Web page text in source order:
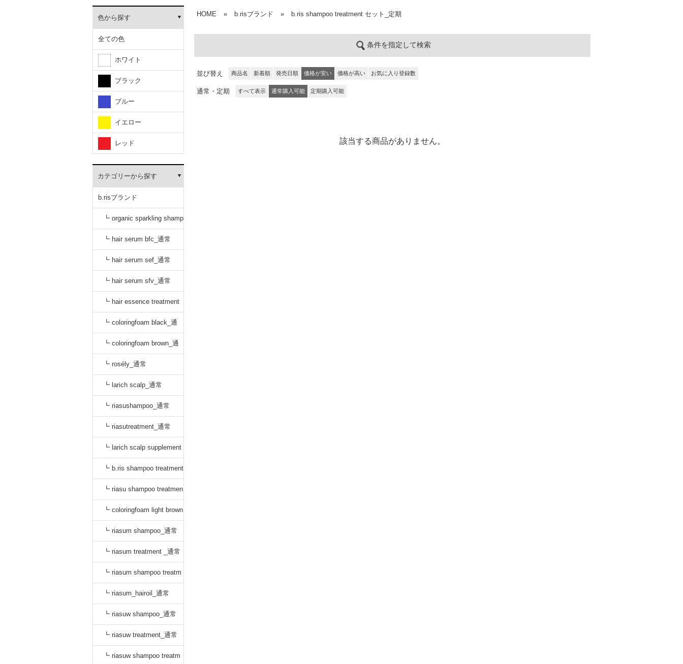
色から探す
全ての色
ホワイト
ブラック
ブルー
イエロー
レッド
カテゴリーから探す
b.risブランド
┗ organic sparkling shamp
oo_通常
┗ hair serum bfc_通常
┗ hair serum sef_通常
┗ hair serum sfv_通常
┗ hair essence treatment
dr_通常
┗ coloringfoam black_通
常
┗ coloringfoam brown_通
常
┗ rosély_通常
┗ larich scalp_通常
┗ riasushampoo_通常
┗ riasutreatment_通常
┗ larich scalp supplement
_通常
┗ b.ris shampoo treatment
セット_通常
┗ riasu shampoo treatmen
t セット_通常
┗ coloringfoam light brown
_通常
┗ riasum shampoo_通常
┗ riasum treatment _通常
┗ riasum shampoo treatm
ent セット_通常
┗ riasum_hairoil_通常
┗ riasuw shampoo_通常
┗ riasuw treatment_通常
┗ riasuw shampoo treatm
HOME » b.risブランド » b.ris shampoo treatment セット_定期
条件を指定して検索
並び替え 商品名 新着順 発売日順 価格が安い 価格が高い お気に入り登録数
通常・定期 すべて表示 通常購入可能 定期購入可能
該当する商品がありません。